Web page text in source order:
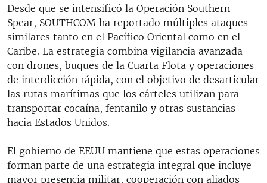
Desde que se intensificó la Operación Southern
Spear, SOUTHCOM ha reportado múltiples ataques
similares tanto en el Pacífico Oriental como en el
Caribe. La estrategia combina vigilancia avanzada
con drones, buques de la Cuarta Flota y operaciones
de interdicción rápida, con el objetivo de desarticular
las rutas marítimas que los cárteles utilizan para
transportar cocaína, fentanilo y otras sustancias
hacia Estados Unidos.
El gobierno de EEUU mantiene que estas operaciones
forman parte de una estrategia integral que incluye
mayor presencia militar, cooperación con aliados